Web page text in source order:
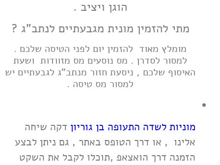
הוגן ויציב .
מתי להזמין מונית מגבעתיים לנתב"ג ?
מומלץ מאוד להזמין יום לפני הטיסה שלכם .
למסור לסדרן . מס נוסעים מס מזוודות ושעת
האיסוף שלכם , ניסעת חזור מנתב"ג לגבעתיים יש
למסור מס טיסה .
מוניות לשדה התעופה בן גוריון דקה שיחה
אלינו , או דרך הטופס באתר , גם ניתן לבצע
הזמנה דרך הואצאפ ,תוכלו לקבל את השקט